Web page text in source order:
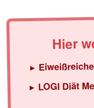
Hier
LOGI Diät